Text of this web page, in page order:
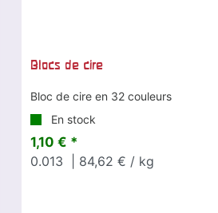
Blocs de cire
Bloc de cire en 32 couleurs
En stock
1,10 € *
0.013
| 84,62 € / kg